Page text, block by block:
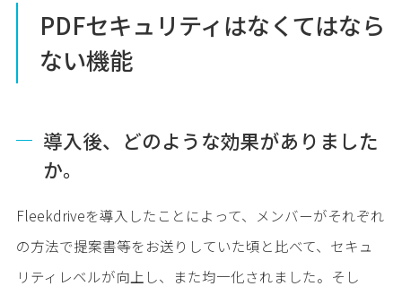
PDFセキュリティはなくてはなら
ない機能
導入後、どのような効果がありました
か。
Fleekdriveを導入したことによって、メンバーがそれぞれ
の方法で提案書等をお送りしていた頃と比べて、セキュ
リティレベルが向上し、また均一化されました。そし